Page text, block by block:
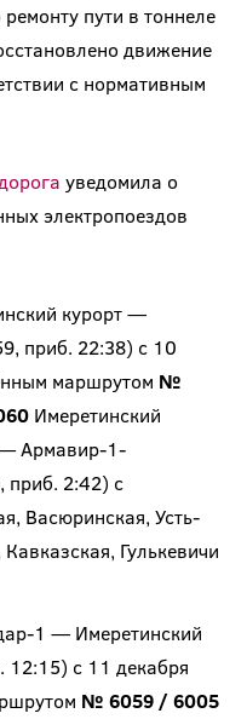
пути в тоннеле
движение
с нормативным
уведомила о
электропоездов
курорт —
приб. 22:38) с 10
маршрутом №
Имеретинский
Армавир-1-
приб. 2:42) с
Васюринская, Усть-
Гулькевичи
1 — Имеретинский
12:15) с 11 декабря
№ 6059 / 6005